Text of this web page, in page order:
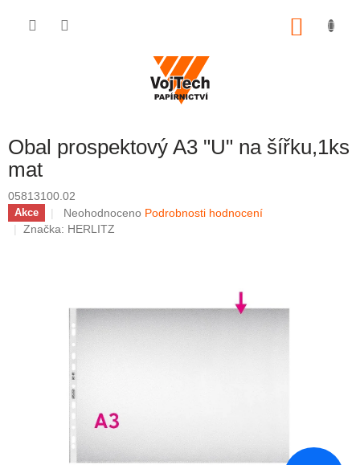
Obal prospektový A3 "U" na šířku,1ks
mat
05813100.02
Akce Průměrné hodnocení produktu je 0,0 z 5 hvězdiček.
Neohodnoceno Podrobnosti hodnocení
Značka: HERLITZ